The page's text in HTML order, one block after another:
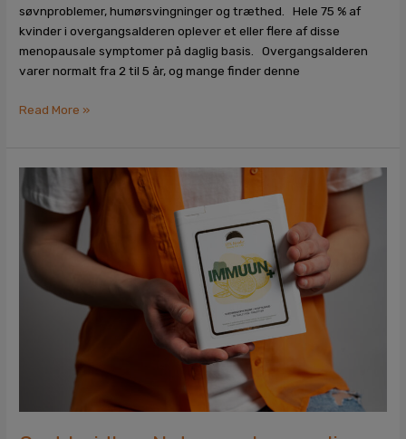
søvnproblemer, humørsvingninger og træthed. Hele 75 % af
kvinder i overgangsalderen oplever et eller flere af disse
menopausale symptomer på daglig basis. Overgangsalderen
varer normalt fra 2 til 5 år, og mange finder denne
Read More »
hvidløg:
Naturens
hemmelige
våben,
der
styrker
immunforsvar